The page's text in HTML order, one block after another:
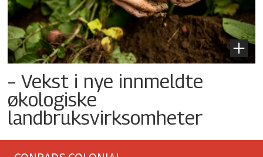
– Vekst i nye innmeldte
økologiske
landbruksvirksomheter